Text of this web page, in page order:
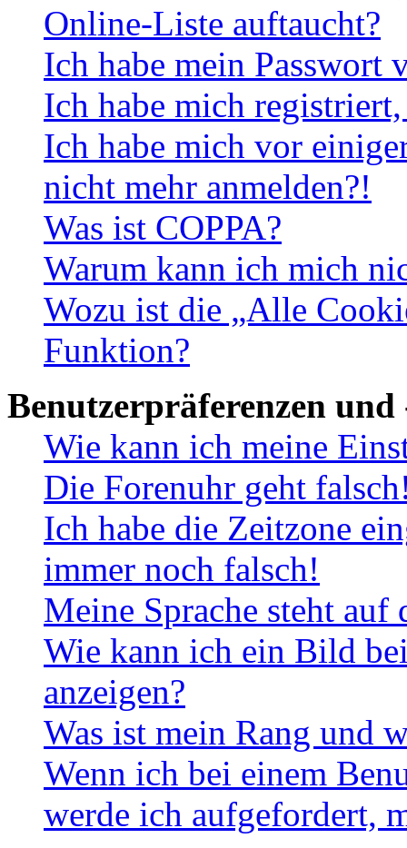
Online-Liste auftaucht?
Ich habe mein Passwort
Ich habe mich
Ich habe mich vor
nicht mehr anmelden?!
Was ist COPPA?
Warum kann ich mich
Wozu ist die „Alle
Funktion?
Benutzerpräferenzen und
Wie kann ich meine
Die Forenuhr geht
Ich habe die Zeitzone
immer noch falsch!
Meine Sprache steht
Wie kann ich ein Bild
anzeigen?
Was ist mein Rang und
Wenn ich bei einem
werde ich aufgefordert,